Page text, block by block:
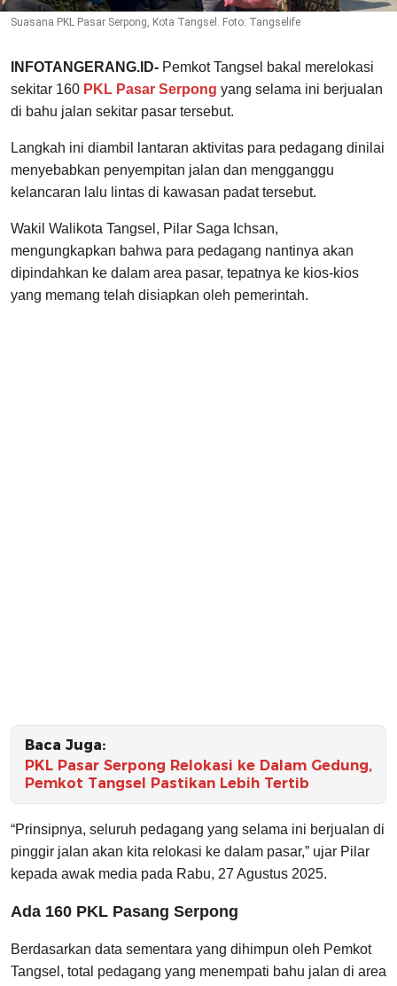
Suasana PKL Pasar Serpong, Kota Tangsel. Foto: Tangselife
INFOTANGERANG.ID- Pemkot Tangsel bakal merelokasi
sekitar 160 PKL Pasar Serpong yang selama ini berjualan
di bahu jalan sekitar pasar tersebut.
Langkah ini diambil lantaran aktivitas para pedagang dinilai
menyebabkan penyempitan jalan dan mengganggu
kelancaran lalu lintas di kawasan padat tersebut.
Wakil Walikota Tangsel, Pilar Saga Ichsan,
mengungkapkan bahwa para pedagang nantinya akan
dipindahkan ke dalam area pasar, tepatnya ke kios-kios
yang memang telah disiapkan oleh pemerintah.
Baca Juga:
PKL Pasar Serpong Relokasi ke Dalam Gedung,
Pemkot Tangsel Pastikan Lebih Tertib
“Prinsipnya, seluruh pedagang yang selama ini berjualan di
pinggir jalan akan kita relokasi ke dalam pasar,” ujar Pilar
kepada awak media pada Rabu, 27 Agustus 2025.
Ada 160 PKL Pasang Serpong
Berdasarkan data sementara yang dihimpun oleh Pemkot
Tangsel, total pedagang yang menempati bahu jalan di area